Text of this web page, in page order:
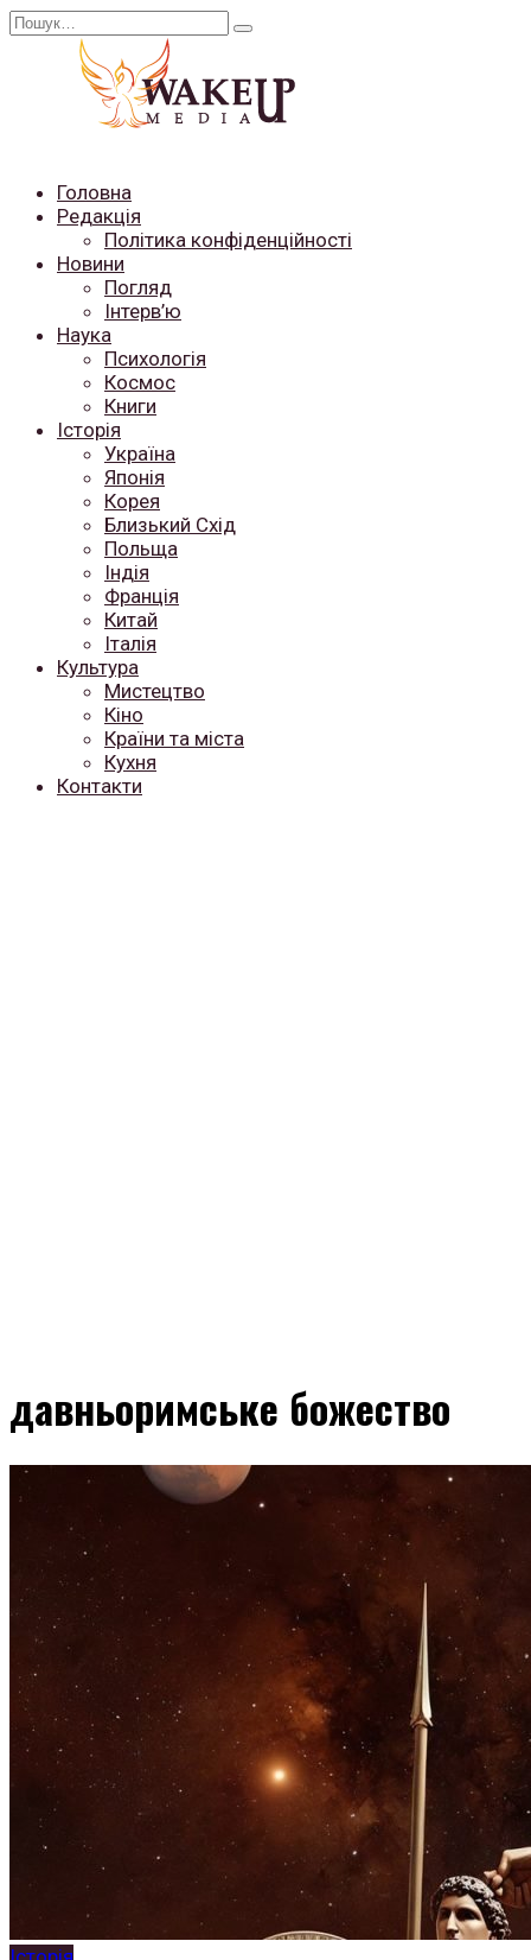
Перейти
Search
Головна
Редакція
Політика конфіденційності
Новини
Погляд
Інтерв’ю
Наука
Психологія
Космос
Книги
Історія
Україна
Японія
Корея
Близький Схід
Польща
Індія
Франція
Китай
Італія
Культура
Мистецтво
Кіно
Країни та міста
Кухня
Контакти
давньоримське божество